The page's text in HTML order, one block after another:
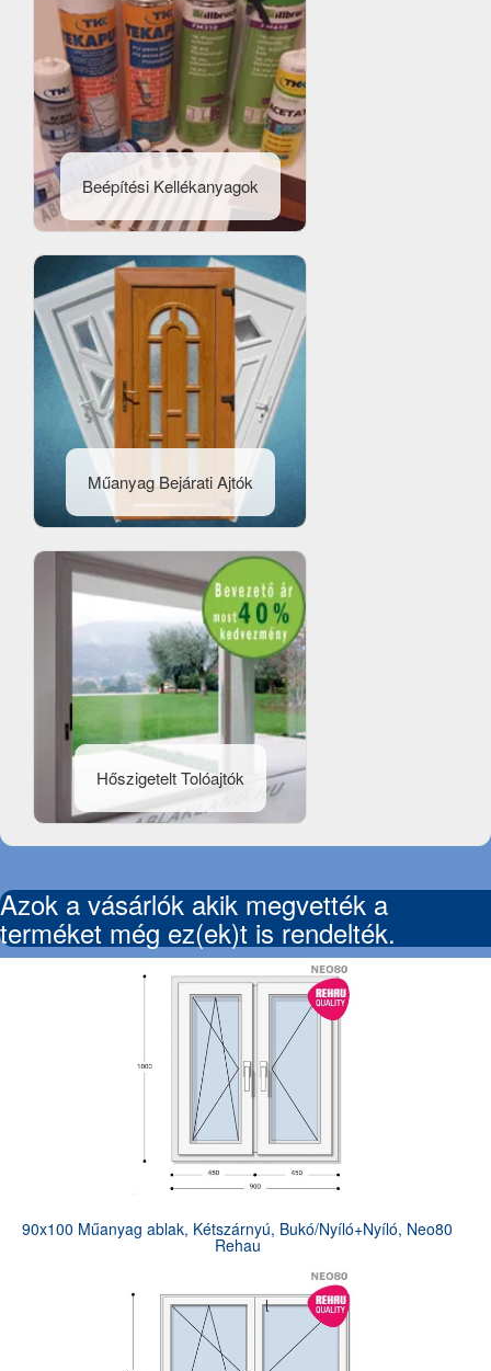
Beépítési Kellékanyagok
Műanyag Bejárati Ajtók
Hőszigetelt Tolóajtók
Azok a vásárlók akik megvették a
terméket még ez(ek)t is rendelték.
90x100 Műanyag ablak, Kétszárnyú, Bukó/Nyíló+Nyíló, Neo80
Rehau